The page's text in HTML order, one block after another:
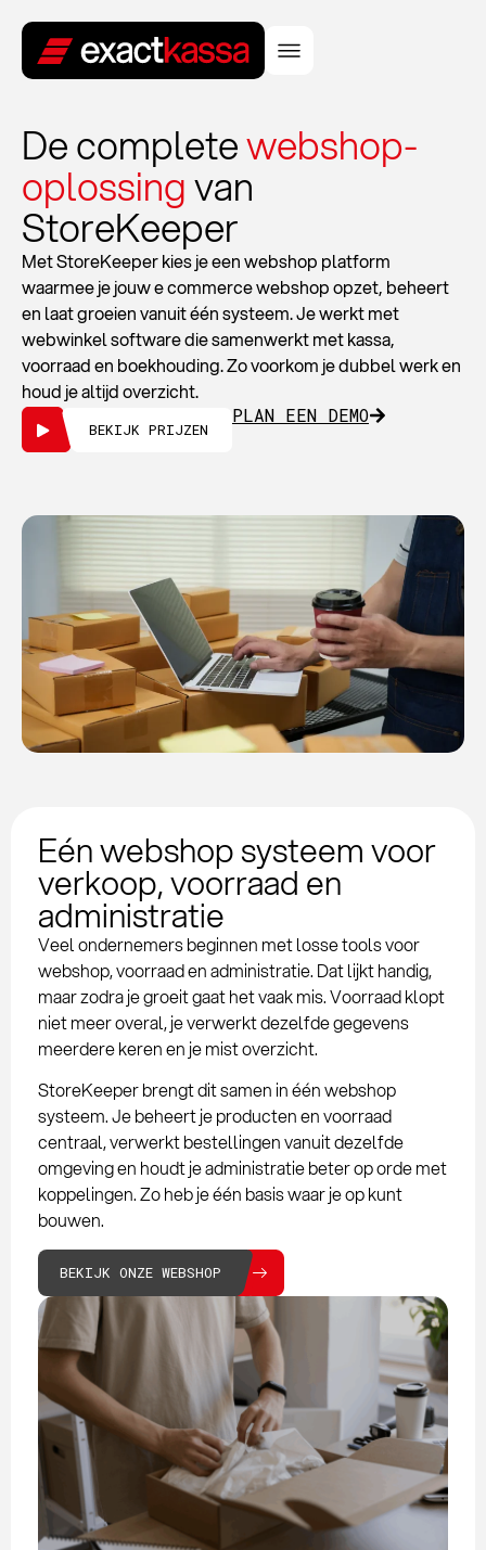
De completewebshop-
oplossingvan
StoreKeeper
Met StoreKeeper kies je een webshop platform
waarmee je jouw e commerce webshop opzet, beheert
en laat groeien vanuit één systeem. Je werkt met
webwinkel software die samenwerkt met kassa,
voorraad en boekhouding. Zo voorkom je dubbel werk en
houd je altijd overzicht.
BEKIJK PRIJZEN
PLAN EEN DEMO
Eén webshop systeem voor
verkoop, voorraad en
administratie
Veel ondernemers beginnen met losse tools voor
webshop, voorraad en administratie. Dat lijkt handig,
maar zodra je groeit gaat het vaak mis. Voorraad klopt
niet meer overal, je verwerkt dezelfde gegevens
meerdere keren en je mist overzicht.
StoreKeeper brengt dit samen in één webshop
systeem. Je beheert je producten en voorraad
centraal, verwerkt bestellingen vanuit dezelfde
omgeving en houdt je administratie beter op orde met
koppelingen. Zo heb je één basis waar je op kunt
bouwen.
BEKIJK ONZE WEBSHOP